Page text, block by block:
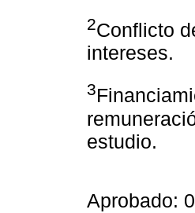
2Conflicto
intereses.
3
estudio.
Aprobado: